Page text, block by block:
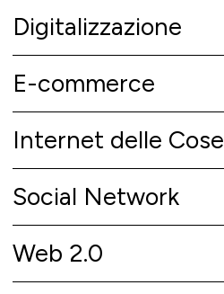
Digitalizzazione
E-commerce
Internet delle Cose
Social Network
Web 2.0